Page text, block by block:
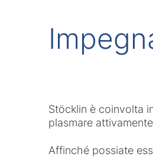
Stöcklin è coinvolta
plasmare
Affinché possiate